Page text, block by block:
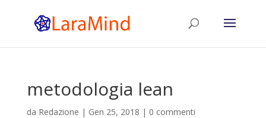
metodologia lean
da Redazione | Gen 25, 2018 | 0 commenti